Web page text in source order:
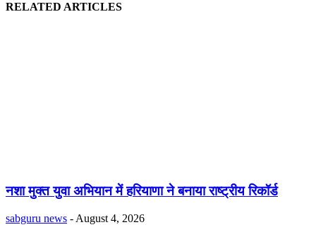
RELATED ARTICLES
नशा मुक्त युवा अभियान में हरियाणा ने बनाया राष्ट्रीय रिकॉर्ड
sabguru news - August 4, 2026